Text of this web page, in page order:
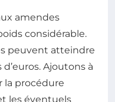
amendes
considérable.
peuvent atteindre
Ajoutons à
la procédure
les éventuels